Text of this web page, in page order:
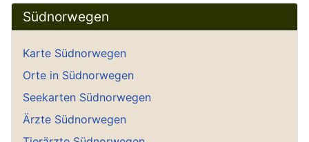
Südnorwegen
Karte Südnorwegen
Orte in Südnorwegen
Seekarten Südnorwegen
Ärzte Südnorwegen